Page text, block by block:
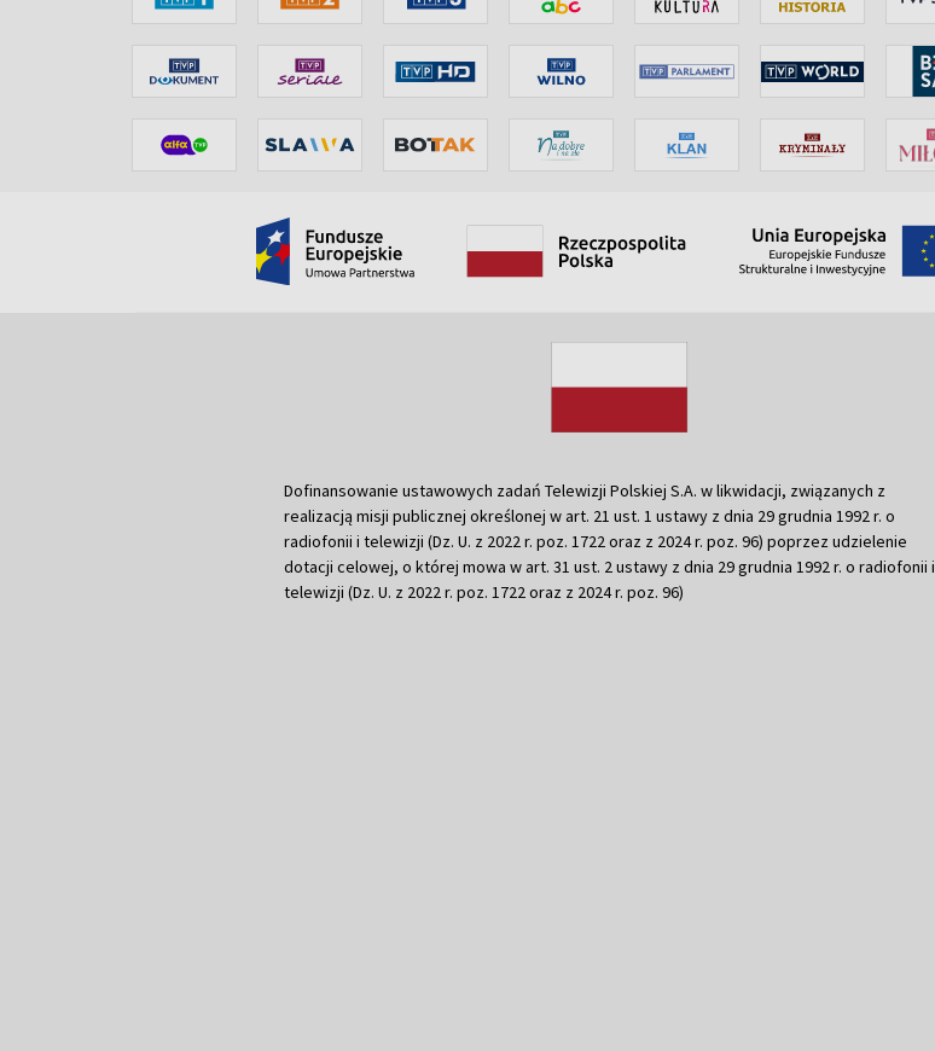
Dofinansowanie ustawowych zadań Telewizji Polskiej S.A. w likwidacji, związanych z
realizacją misji publicznej określonej w art. 21 ust. 1 ustawy z dnia 29 grudnia 1992 r. o
radiofonii i telewizji (Dz. U. z 2022 r. poz. 1722 oraz z 2024 r. poz. 96) poprzez udzielenie
dotacji celowej, o której mowa w art. 31 ust. 2 ustawy z dnia 29 grudnia 1992 r. o radiofonii i
telewizji (Dz. U. z 2022 r. poz. 1722 oraz z 2024 r. poz. 96)